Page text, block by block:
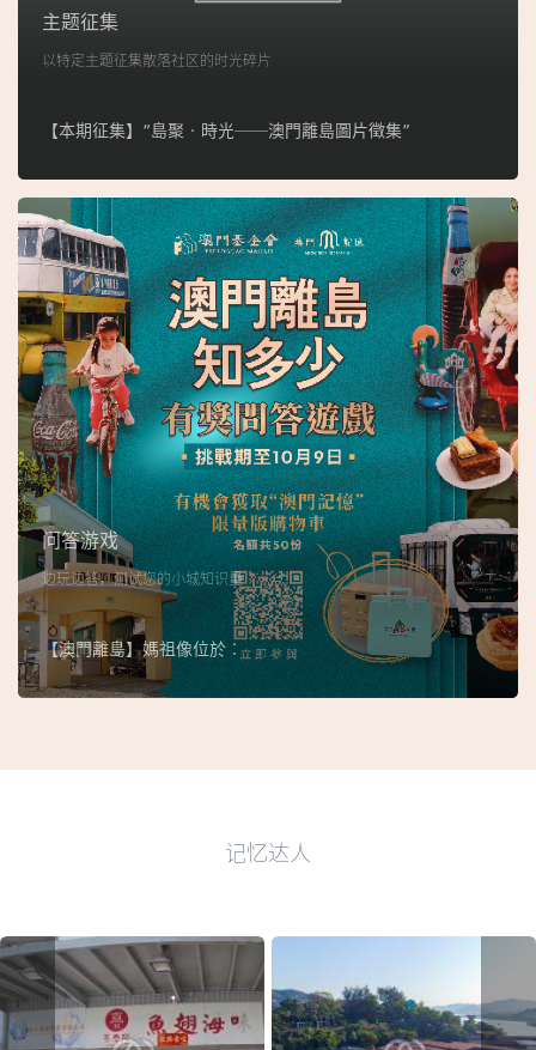
主题征集
以特定主题征集散落社区的时光碎片
【本期征集】“島聚‧時光──澳門離島圖片徵集”
问答游戏
边玩边答，测试您的小城知识量
【澳門離島】媽祖像位於︰
记忆达人